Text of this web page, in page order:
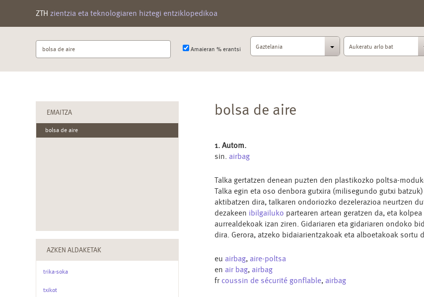
ZTH zientzia eta teknologiaren hiztegi entziklopedikoa
Bilatu
terminoa
Amaieran % erantsi Gaztelania Aukeratu arlo bat
bolsa de aire
1. Autom.
sin. airbag
Talka gertatzen denean puzten den plastikozko poltsa-
Talka egin eta oso denbora gutxira (milisegundo gutxi
aktibatzen dira, talkaren ondoriozko dezelerazioa neurtzen
dezakeen ibilgailuko partearen artean geratzen da, eta
aurrealdekoak izan ziren. Gidariaren eta gidariaren ondoko
dira. Gerora, atzeko bidaiarientzakoak eta alboetakoak sortu
eu airbag, aire-poltsa
en air bag, airbag
fr coussin de sécurité gonflable, airbag
EMAITZA
bolsa de aire
AZKEN ALDAKETAK
trika-soka
txikot